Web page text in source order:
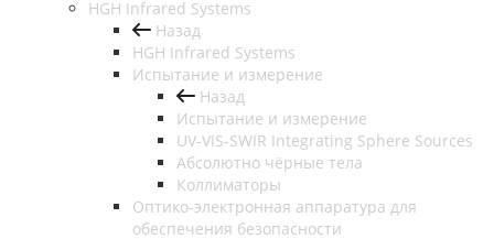
HGH Infrared Systems
Назад
HGH Infrared Systems
Испытание и измерение
Назад
Испытание и измерение
UV-VIS-SWIR Integrating Sphere Sources
Абсолютно чёрные тела
Коллиматоры
Оптико-электронная аппаратура для
обеспечения безопасности